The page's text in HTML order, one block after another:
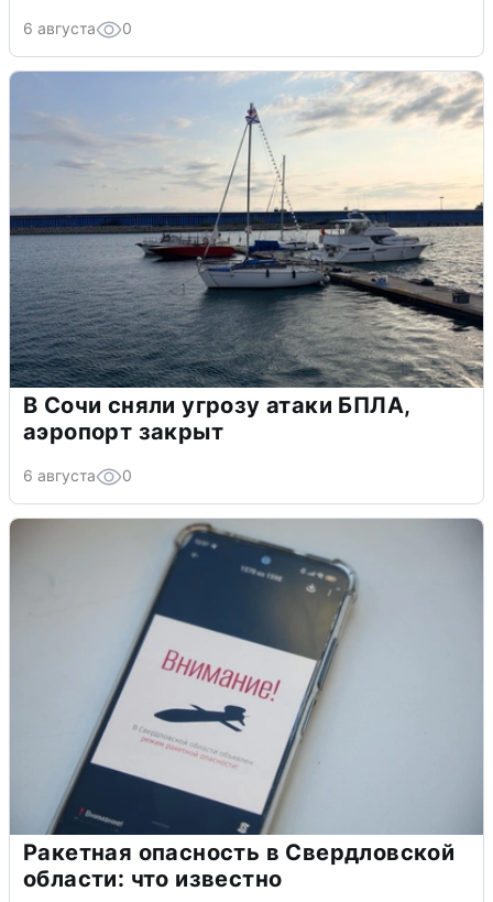
6 августа 0
В Сочи сняли угрозу атаки БПЛА,
аэропорт закрыт
6 августа 0
Ракетная опасность в Свердловской
области: что известно